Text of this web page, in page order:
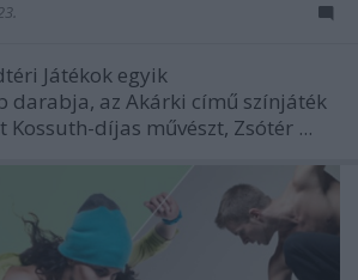
Játékok egyik
darabja, az Akárki című színjáték
Kossuth-díjas művészt, Zsótér ...